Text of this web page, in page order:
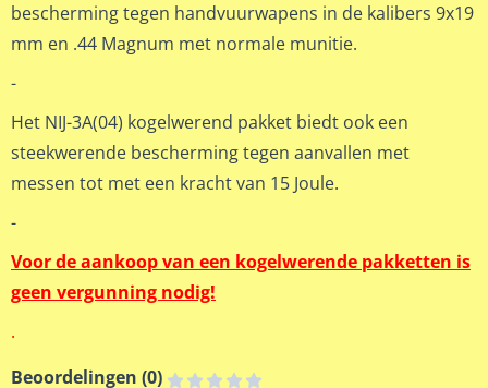
bescherming tegen handvuurwapens in de kalibers 9x19
mm en .44 Magnum met normale munitie.
-
Het NIJ-3A(04) kogelwerend pakket biedt ook een
steekwerende bescherming tegen aanvallen met
messen tot met een kracht van 15 Joule.
-
Voor de aankoop van een kogelwerende pakketten is
geen vergunning nodig!
.
Beoordelingen (0)